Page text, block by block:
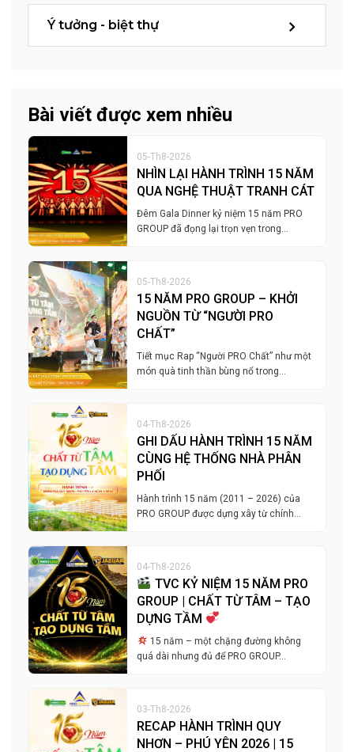
Ý tưởng - biệt thự
Bài viết được xem nhiều
05-Th8-2026
NHÌN LẠI HÀNH TRÌNH 15 NĂM
QUA NGHỆ THUẬT TRANH CÁT
Đêm Gala Dinner kỷ niệm 15 năm PRO
GROUP đã đọng lại trọn vẹn trong…
05-Th8-2026
15 NĂM PRO GROUP – KHỞI
NGUỒN TỪ “NGƯỜI PRO
CHẤT”
Tiết mục Rap “Người PRO Chất” như một
món quà tinh thần bùng nổ trong…
04-Th8-2026
GHI DẤU HÀNH TRÌNH 15 NĂM
CÙNG HỆ THỐNG NHÀ PHÂN
PHỐI
Hành trình 15 năm (2011 – 2026) của
PRO GROUP được dựng xây từ chính…
04-Th8-2026
TVC KỶ NIỆM 15 NĂM PRO
GROUP | CHẤT TỪ TÂM – TẠO
DỰNG TẦM
15 năm – một chặng đường không
quá dài nhưng đủ để PRO GROUP…
03-Th8-2026
RECAP HÀNH TRÌNH QUY
NHƠN – PHÚ YÊN 2026 | 15